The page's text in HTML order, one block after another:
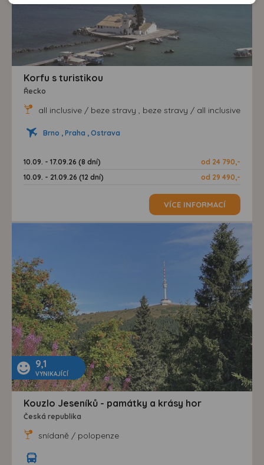
Korfu s turistikou
Řecko
all inclusive / beze stravy , beze stravy / all inclusive
Brno , Praha , Ostrava
10.09. - 17.09.26 (8 dní)
od 24 790,-
10.09. - 21.09.26 (12 dní)
od 29 490,-
VÍCE INFORMACÍ
9,1
VYNIKAJÍCÍ
Kouzlo Jeseníků - památky a krásy hor
Česká republika
snídaně / polopenze
našem webu, tak na webech třetích stran. Díky tomu
máme možnost vytvářet profily založené na Vašich
zájmech. Na základě těchto informací není zpravidla
možná bezprostřední identifikace uživatele. Bez vyjádření
souhlasu, nedojde k zobrazování obsahu a reklam
přizpůsobených Vašim zájmům.